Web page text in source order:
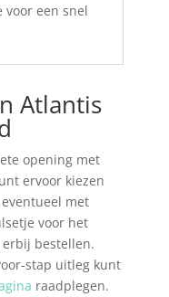
voor een snel
Atlantis
opening met
ervoor kiezen
met
voor het
bestellen.
stap uitleg kunt
raadplegen.